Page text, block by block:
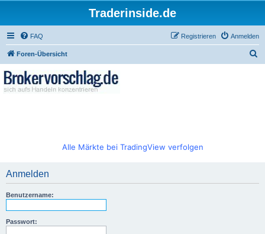
Traderinside.de
FAQ Anmelden
Registrieren
Foren-Übersicht
Alle Märkte bei TradingView verfolgen
Anmelden
Benutzername:
Passwort: